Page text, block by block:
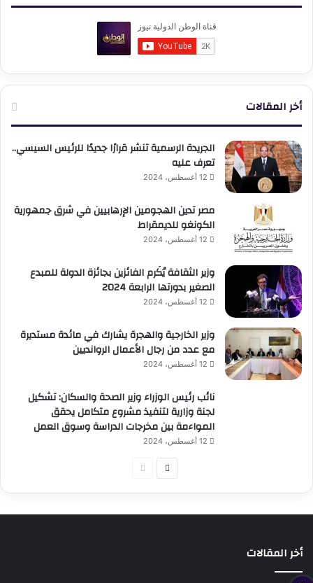
أخر المقالات
الجريدة الرسمية تنشر قرارًا جديدًا للرئيس السيسي..
تعرف عليه
12 أغسطس، 2024
مصر تدين الهجومين الإرهابيين في شرق جمهورية
الكونغو للديمقراط
12 أغسطس، 2024
وزير الثقافة يُكَرم الفائزين بجائزة الدولة للمبدع
الصغير بدورتها الرابعة 2024
12 أغسطس، 2024
وزير الخارجية والهجرة يشارك في مائدة مستديرة
مع عدد من رجال الأعمال الروانديين
12 أغسطس، 2024
نائب رئيس الوزراء وزير الصحة والسكان: تشكيل
لجنة وزارية لتنفيذ مشروع متكامل يحقق
المواءمة بين مخرجات الدراسة وسوق العمل
12 أغسطس، 2024
الصفحة
أخر المقالات